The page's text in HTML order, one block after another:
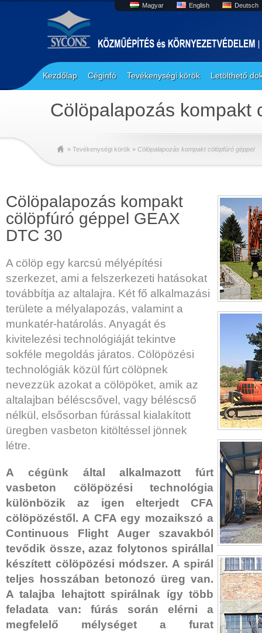
Magyar English Deutsch
Kezdőlap Céginfó Tevékenységi körök Letölthető
Cölöpalapozás kompakt
» Tevékenységi körök » Cölöpalapozás kompakt cölöpfúró géppel
Cölöpalapozás kompakt
cölöpfúró géppel GEAX
DTC 30
A cölöp egy karcsú mélyépítési
szerkezet, ami a felszerkezeti hatásokat
továbbítja az altalajra. Két fő alkalmazási
területe a mélyalapozás, valamint a
munkatér-határolás. Anyagát és
kivitelezési technológiáját tekintve
sokféle megoldás járatos. Cölöpözési
technológiák közül fúrt cölöpnek
nevezzük azokat a cölöpöket, amik az
altalajban béléscsővel, vagy béléscső
nélkül, elsősorban fúrással kialakított
üregben vasbeton kitöltéssel jönnek
létre.
A cégünk által alkalmazott fúrt
vasbeton cölöpözési technológia
különbözik az igen elterjedt CFA
cölöpözéstől. A CFA egy mozaikszó a
Continuous Flight Auger szavakból
tevődik össze, azaz folytonos spirállal
készített cölöpözési módszer. A spirál
teljes hosszában betonozó üreg van.
A talajba lehajtott spirálnak így több
feladata van: fúrás során elérni a
megfelelő mélységet a furat